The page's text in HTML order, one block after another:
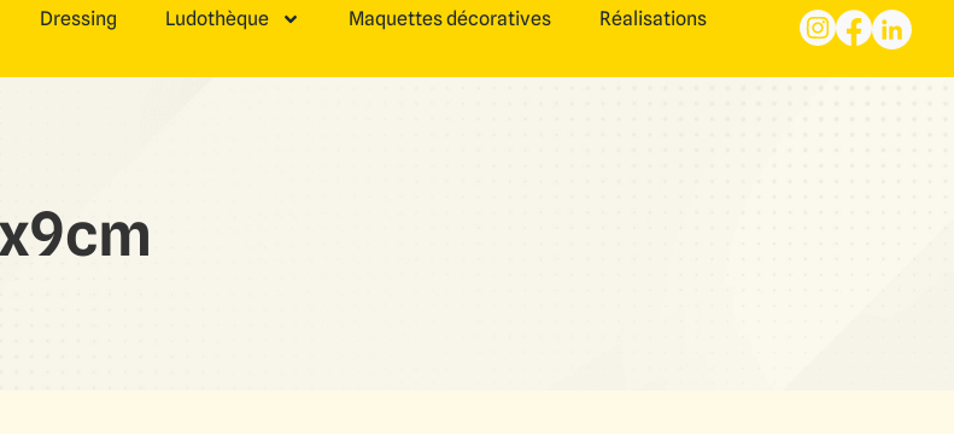
Dressing Ludothèque Maquettes décoratives Réalisations